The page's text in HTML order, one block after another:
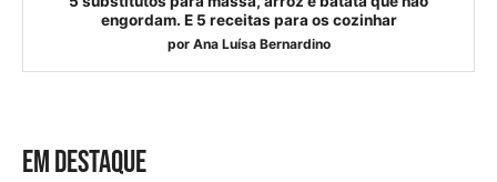
engordam. E 5 receitas para os cozinhar
por Ana Luísa Bernardino
EM DESTAQUE